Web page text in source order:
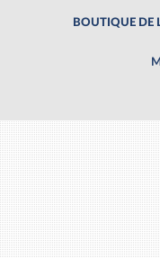
BOUTIQUE DE